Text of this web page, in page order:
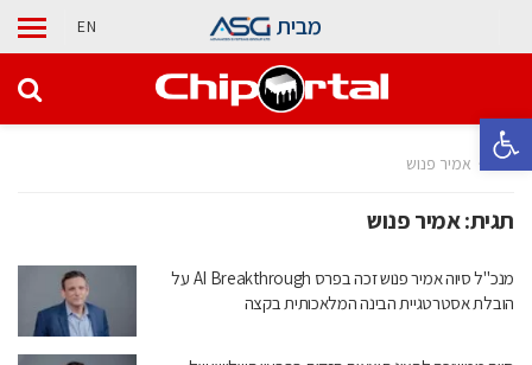
פתח סרגל נגישות
מבית EN
בית אמיר פנוש
תגית:אמיר פנוש
מנכ"ל סיוה אמיר פנוש זכה בפרס AI Breakthrough על
הובלת אסטרטגיית הבינה המלאכותית בקצה